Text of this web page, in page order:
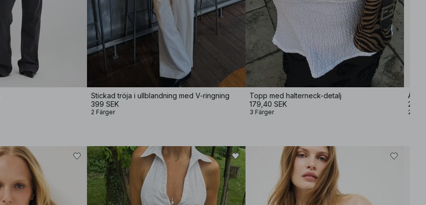
Stickad tröja i ullblandning med V-ringning
399 SEK
2 Färger
Topp med halterneck-detalj
179,40 SEK
3 Färger
299
2